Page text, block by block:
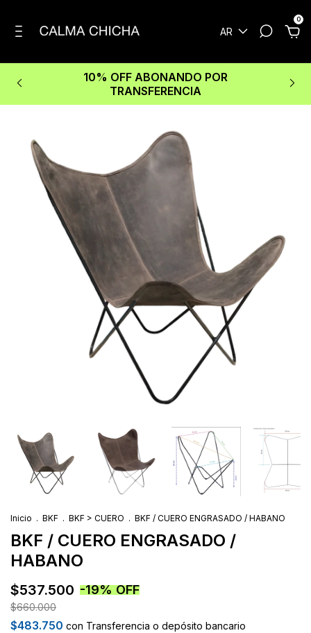
AR
0
10% OFF ABONANDO POR
TRANSFERENCIA
Inicio . BKF . BKF > CUERO . BKF / CUERO ENGRASADO / HABANO
BKF / CUERO ENGRASADO /
HABANO
$537.500 -19%OFF
$660.000
$483.750 con Transferencia o depósito bancario